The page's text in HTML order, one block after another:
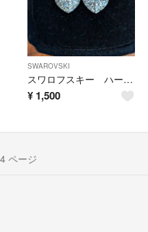
SWAROVSKI
スワロフスキー ハートピアス
¥ 1,500
ページ